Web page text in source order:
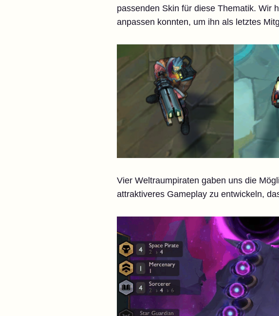
passenden Skin für diese Thematik. Wir
anpassen konnten, um ihn als letztes
Vier Weltraumpiraten gaben uns die
attraktiveres Gameplay zu entwickeln,